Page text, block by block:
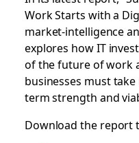
Work Starts with a
market-intelligence
explores how IT
of the future of work
businesses must
term strength and
Download the report